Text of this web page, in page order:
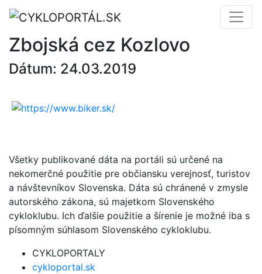
Zbojská cez Kozlovo
Dátum: 24.03.2019
Všetky publikované dáta na portáli sú určené na
nekomerčné použitie pre občiansku verejnosť, turistov
a návštevníkov Slovenska. Dáta sú chránené v zmysle
autorského zákona, sú majetkom Slovenského
cykloklubu. Ich ďalšie použitie a šírenie je možné iba s
písomným súhlasom Slovenského cykloklubu.
CYKLOPORTALY
cykloportal.sk